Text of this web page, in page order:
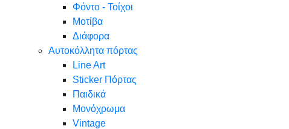
Φόντο - Τοίχοι
Μοτίβα
Διάφορα
Αυτοκόλλητα πόρτας
Line Art
Sticker Πόρτας
Παιδικά
Μονόχρωμα
Vintage